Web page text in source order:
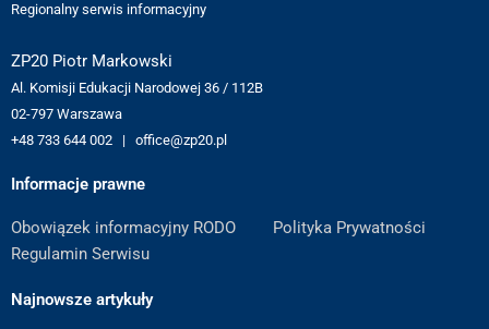
Regionalny serwis informacyjny
ZP20 Piotr Markowski
Al. Komisji Edukacji Narodowej 36 / 112B
02-797 Warszawa
+48 733 644 002 | office@zp20.pl
Informacje prawne
Obowiązek informacyjny RODO
Polityka Prywatności
Regulamin Serwisu
Najnowsze artykuły